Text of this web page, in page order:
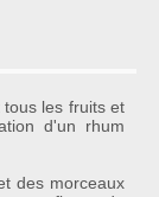
tous les fruits et
d'un rhum
des morceaux